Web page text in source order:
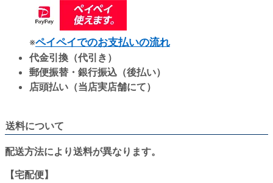
※ペイペイでのお支払いの流れ
代金引換（代引き）
郵便振替・銀行振込（後払い）
店頭払い（当店実店舗にて）
送料について
配送方法により送料が異なります。
【宅配便】